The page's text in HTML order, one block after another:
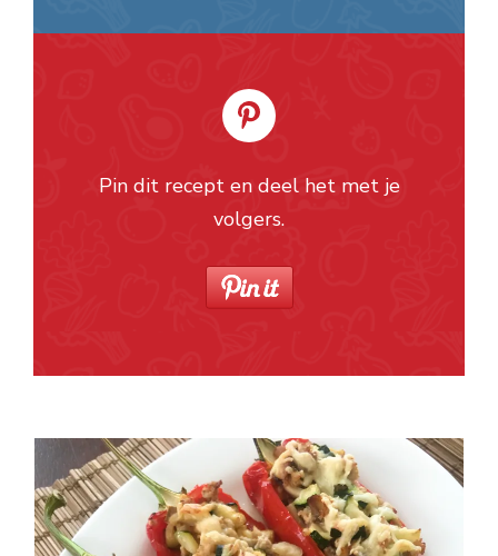
Pin dit recept en deel het met je
volgers.